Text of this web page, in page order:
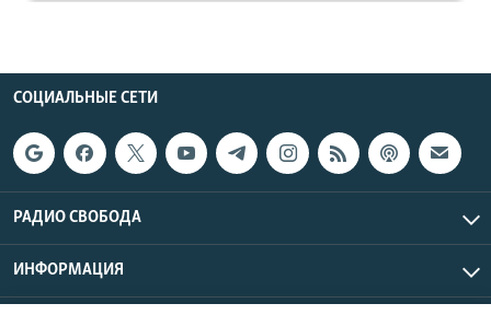
СОЦИАЛЬНЫЕ СЕТИ
РАДИО СВОБОДА
ИНФОРМАЦИЯ